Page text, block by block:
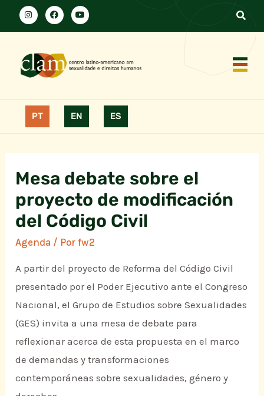
PT EN ES
Mesa debate sobre el
proyecto de modificación
del Código Civil
Agenda / Porfw2
A partir del proyecto de Reforma del Código Civil
presentado por el Poder Ejecutivo ante el Congreso
Nacional, el Grupo de Estudios sobre Sexualidades
(GES) invita a una mesa de debate para
reflexionar acerca de esta propuesta en el marco
de demandas y transformaciones
contemporáneas sobre sexualidades, género y